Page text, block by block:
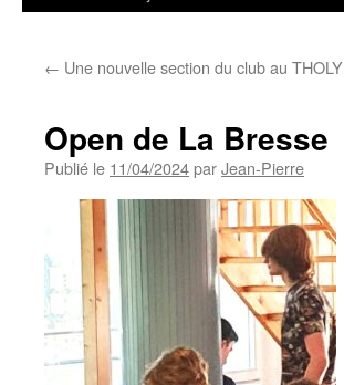
← Une nouvelle section du club au THOLY
Open de La Bresse
Publié le 11/04/2024parJean-Pierre